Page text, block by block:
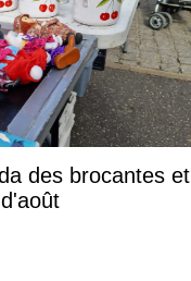
des brocantes et